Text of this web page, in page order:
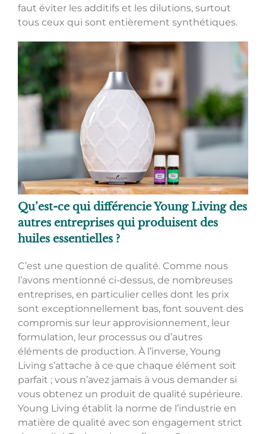
faut éviter les additifs et les dilutions, surtout
tous ceux qui sont entièrement synthétiques.
Qu’est-ce qui différencie Young Living des
autres entreprises qui produisent des
huiles essentielles ?
C’est une question de qualité. Comme nous
l’avons mentionné ci-dessus, de nombreuses
entreprises, en particulier celles dont les prix
sont exceptionnellement bas, font souvent des
compromis sur leur approvisionnement, leur
formulation, leur processus ou d’autres
éléments de production. À l’inverse, Young
Living s’attache à ce que chaque élément soit
parfait ; vous n’avez jamais à vous demander si
vous obtenez un produit de qualité supérieure.
Young Living établit la norme de l’industrie en
matière de qualité avec son engagement strict